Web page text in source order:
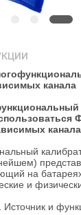
канала
на
и
Источник и